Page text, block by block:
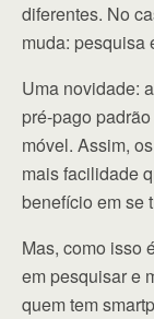
diferentes. No
muda: pesquisa
Uma novidade:
pré-pago
móvel. Assim,
mais facilidade
benefício em se
Mas, como isso
em pesquisar e
quem tem